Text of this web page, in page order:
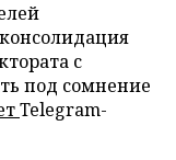
с
под сомнение
Telegram-